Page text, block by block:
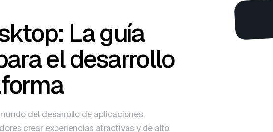
La guía
el desarrollo
del desarrollo de aplicaciones,
crear experiencias atractivas y de alto